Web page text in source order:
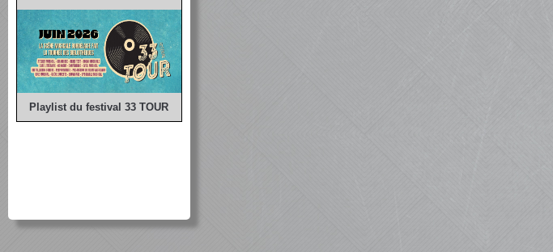
Playlist du festival 33 TOUR